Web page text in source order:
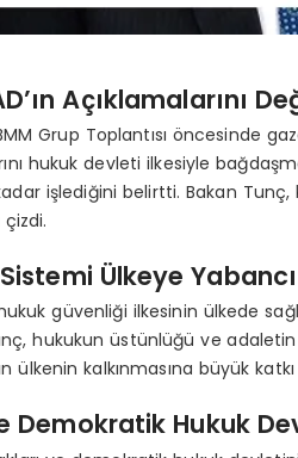
Açıklamalarını
Grup Toplantısı öncesinde
hukuk devleti ilkesiyle
işlediğini belirtti. Bakan
çizdi.
Ülkeye
güvenliği ilkesinin ülkede
hukukun üstünlüğü ve
kalkınmasına büyük katkı
Demokratik Hukuk